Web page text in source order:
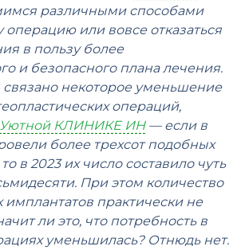
различными способами
операцию или вовсе отказаться
в пользу более
и безопасного плана лечения.
некоторое уменьшение
операций,
Уютной КЛИНИКЕ ИН— если в
более трехсот подобных
в 2023 их число составило чуть
При этом количество
имплантатов практически не
ли это, что потребность в
уменьшилась? Отнюдь нет.